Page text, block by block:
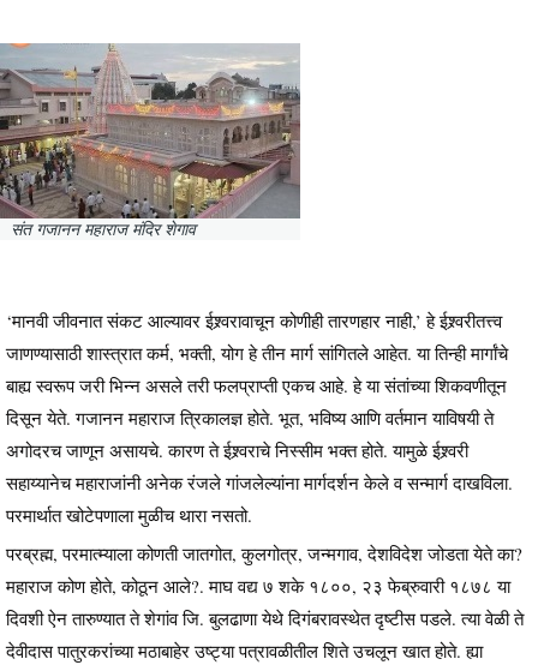
संत गजानन महाराज मंदिर शेगाव
‘मानवी जीवनात संकट आल्यावर ईश्र्वरावाचून कोणीही तारणहार नाही,’ हे ईश्र्वरीतत्त्व
जाणण्यासाठी शास्त्रात कर्म, भक्ती, योग हे तीन मार्ग सांगितले आहेत. या तिन्ही मार्गांचे
बाह्य स्वरूप जरी भिन्न असले तरी फलप्राप्ती एकच आहे. हे या संतांच्या शिकवणीतून
दिसून येते. गजानन महाराज त्रिकालज्ञ होते. भूत, भविष्य आणि वर्तमान याविषयी ते
अगोदरच जाणून असायचे. कारण ते ईश्र्वराचे निस्सीम भक्त होते. यामुळे ईश्र्वरी
सहाय्यानेच महाराजांनी अनेक रंजले गांजलेल्यांना मार्गदर्शन केले व सन्मार्ग दाखविला.
परमार्थात खोटेपणाला मुळीच थारा नसतो.
परब्रह्म, परमात्म्याला कोणती जातगोत, कुलगोत्र, जन्मगाव, देशविदेश जोडता येते का?
महाराज कोण होते, कोठून आले?. माघ वद्य ७ शके १८००, २३ फेब्रुवारी १८७८ या
दिवशी ऐन तारुण्यात ते शेगांव जि. बुलढाणा येथे दिगंबरावस्थेत दृष्टीस पडले. त्या वेळी ते
देवीदास पातुरकरांच्या मठाबाहेर उष्ट्या पत्रावळीतील शिते उचलून खात होते. ह्या